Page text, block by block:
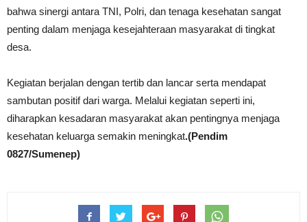
bahwa sinergi antara TNI, Polri, dan tenaga kesehatan sangat
penting dalam menjaga kesejahteraan masyarakat di tingkat
desa.
Kegiatan berjalan dengan tertib dan lancar serta mendapat
sambutan positif dari warga. Melalui kegiatan seperti ini,
diharapkan kesadaran masyarakat akan pentingnya menjaga
kesehatan keluarga semakin meningkat.(Pendim
0827/Sumenep)